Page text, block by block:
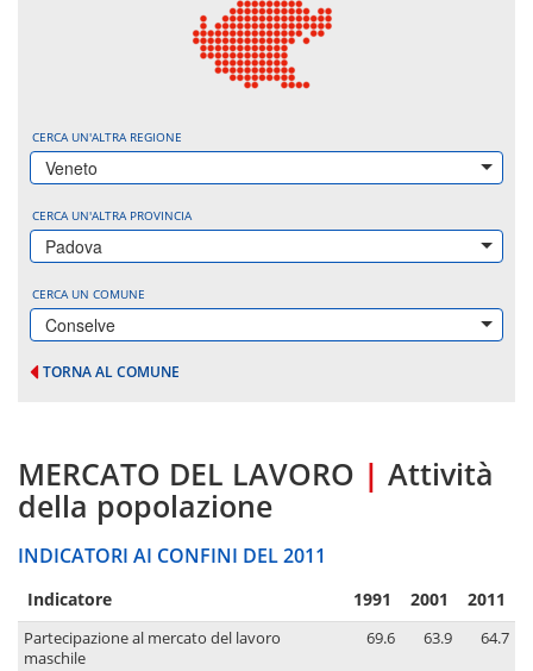
CERCA UN'ALTRA REGIONE
Veneto
CERCA UN'ALTRA PROVINCIA
Padova
CERCA UN COMUNE
Conselve
TORNA AL COMUNE
MERCATO DEL LAVORO | Attività
della popolazione
INDICATORI AI CONFINI DEL 2011
Indicatore 1991 2001 2011
Partecipazione al mercato del lavoro
maschile
69.6 63.9 64.7